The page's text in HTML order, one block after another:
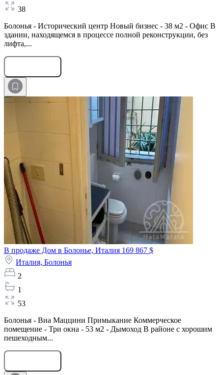
38
Болонья - Исторический центр Новый бизнес - 38 м2 - Офис В
здании, находящемся в процессе полной реконструкции, без
лифта,...
В продаже Дом в Болонье, Италия 169 867 $
Италия, Болонья
2
1
53
Болонья - Виа Маццини Примыкание Коммерческое
помещение - Три окна - 53 м2 - Дымоход В районе с хорошим
пешеходным...